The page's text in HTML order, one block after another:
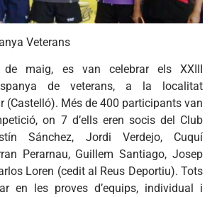
Veterans
maig, es van celebrar els XXIII
de veterans, a la localitat
(Castelló). Més de 400 participants van
on 7 d’ells eren socis del Club
Sánchez, Jordi Verdejo, Cuquí
Perarnau, Guillem Santiago, Josep
Loren (cedit al Reus Deportiu). Tots
en les proves d’equips, individual i